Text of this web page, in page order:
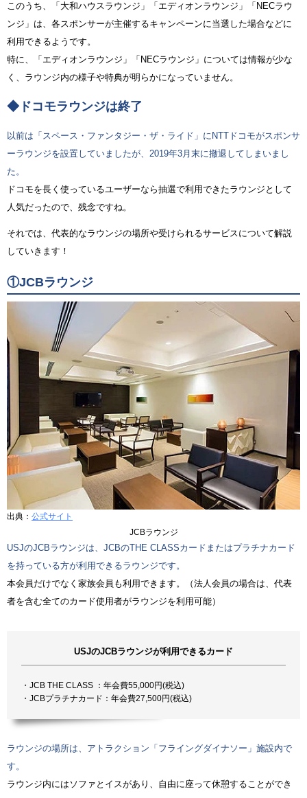
このうち、「大和ハウスラウンジ」「エディオンラウンジ」「NECラウ
ンジ」は、各スポンサーが主催するキャンペーンに当選した場合などに
利用できるようです。
特に、「エディオンラウンジ」「NECラウンジ」については情報が少な
く、ラウンジ内の様子や特典が明らかになっていません。
◆ドコモラウンジは終了
以前は「スペース・ファンタジー・ザ・ライド」にNTTドコモがスポンサ
ーラウンジを設置していましたが、2019年3月末に撤退してしまいまし
た。
ドコモを長く使っているユーザーなら抽選で利用できたラウンジとして
人気だったので、残念ですね。
それでは、代表的なラウンジの場所や受けられるサービスについて解説
していきます！
①JCBラウンジ
出典： 公式サイト
JCBラウンジ
USJのJCBラウンジは、JCBのTHE CLASSカードまたはプラチナカード
を持っている方が利用できるラウンジです。
本会員だけでなく家族会員も利用できます。（法人会員の場合は、代表
者を含む全てのカード使用者がラウンジを利用可能）
USJのJCBラウンジが利用できるカード
・JCB THE CLASS ：年会費55,000円(税込)
・JCBプラチナカード：年会費27,500円(税込)
ラウンジの場所は、アトラクション「フライングダイナソー」施設内で
す。
ラウンジ内にはソファとイスがあり、自由に座って休憩することができ